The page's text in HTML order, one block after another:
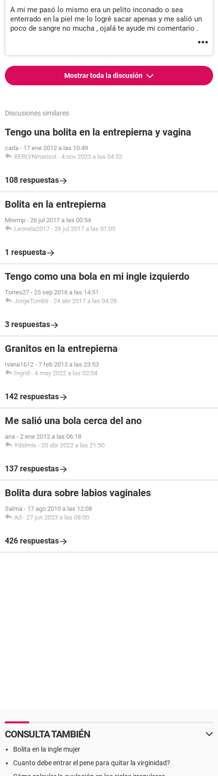
A mi me pasó lo mismo era un pelito inconado o sea
enterrado en la piel me lo logré sacar apenas y me salió un
poco de sangre no mucha , ojalá te ayude mi comentario .
Mostrar toda la discusión
Discusiones similares
Tengo una bolita en la entrepierna y vagina
carla - 17 ene 2012 a las 10:49
BERLYNmarisol - 4 nov 2023 a las 04:52
108 respuestas
Bolita en la entrepierna
Miwmp - 26 jul 2017 a las 00:54
Leonela2017 - 26 jul 2017 a las 01:05
1 respuesta
Tengo como una bola en mi ingle izquierdo
Torres27 - 25 sep 2016 a las 14:51
JorgeTumblr - 24 abr 2017 a las 04:28
3 respuestas
Granitos en la entrepierna
Ivana1612 - 7 feb 2013 a las 23:53
Ingrid - 4 may 2022 a las 02:04
142 respuestas
Me salió una bola cerca del ano
ana - 2 ene 2012 a las 06:18
Ydalmis - 20 abr 2022 a las 21:50
137 respuestas
Bolita dura sobre labios vaginales
Salma - 17 ago 2010 a las 12:08
Ad - 27 jun 2023 a las 08:00
426 respuestas
CONSULTA TAMBIÉN
Bolita en la ingle mujer
Cuanto debe entrar el pene para quitar la virginidad?